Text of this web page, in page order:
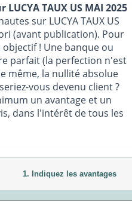
TAUX US MAI 2025
sur LUCYA TAUX US
(avant publication). Pour
! Une banque ou
parfait (la perfection n'est
même, la nullité absolue
vous devenu client ?
un avantage et un
dans l'intérêt de tous les
1. Indiquez les avantages